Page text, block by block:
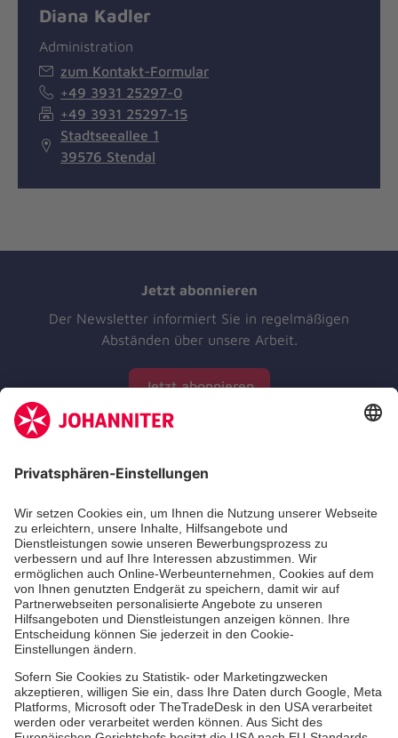
Diana Kadler
Administration
zum Kontakt-Formular
+49 3931 25297-0
+49 3931 25297-15
Stadtseeallee 1
39576 Stendal
Jetzt abonnieren
Der Newsletter informiert Sie in regelmäßigen
Abständen über unsere Arbeit.
Jetzt abonnieren
Zertifizierung der Johanniter-Unfall-Hilfe e.V.
Die Johanniter GmbH führt das Spendenzertifikat
des Deutschen Spendenrats e.V.